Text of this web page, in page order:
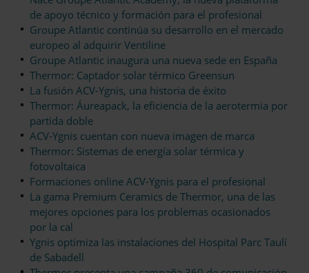
de apoyo técnico y formación para el profesional
Groupe Atlantic continúa su desarrollo en el mercado
europeo al adquirir Ventiline
Groupe Atlantic inaugura una nueva sede en España
Thermor: Captador solar térmico Greensun
La fusión ACV-Ygnis, una historia de éxito
Thermor: Áureapack, la eficiencia de la aerotermia por
partida doble
ACV-Ygnis cuentan con nueva imagen de marca
Thermor: Sistemas de energía solar térmica y
fotovoltaica
Formaciones online ACV-Ygnis para el profesional
La gama Premium Ceramics de Thermor, una de las
mejores opciones para los problemas ocasionados
por la cal
Ygnis optimiza las instalaciones del Hospital Parc Taulí
de Sabadell